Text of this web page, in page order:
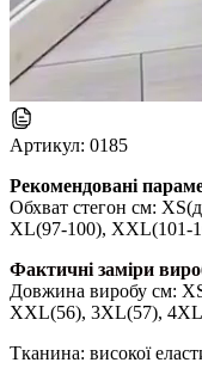
Артикул: 0185
Рекомендовані
Обхват стегон см:
XL(97-100), XXL(101-
Фактичні заміри
Довжина виробу см:
XXL(56), 3XL(57),
Тканина: високої